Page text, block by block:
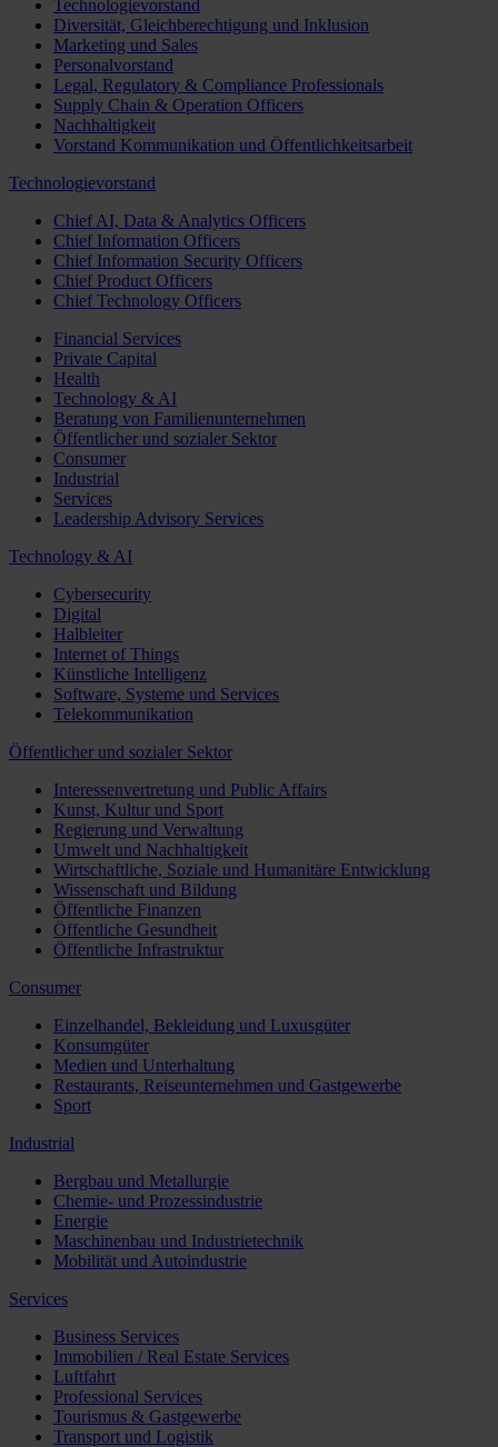
Technologievorstand
Diversität, Gleichberechtigung und Inklusion
Marketing und Sales
Personalvorstand
Legal, Regulatory & Compliance Professionals
Supply Chain & Operation Officers
Nachhaltigkeit
Vorstand Kommunikation und Öffentlichkeitsarbeit
Technologievorstand
Chief AI, Data & Analytics Officers
Chief Information Officers
Chief Information Security Officers
Chief Product Officers
Chief Technology Officers
Financial Services
Private Capital
Health
Technology & AI
Beratung von Familienunternehmen
Öffentlicher und sozialer Sektor
Consumer
Industrial
Services
Leadership Advisory Services
Technology & AI
Cybersecurity
Digital
Halbleiter
Internet of Things
Künstliche Intelligenz
Software, Systeme und Services
Telekommunikation
Öffentlicher und sozialer Sektor
Interessenvertretung und Public Affairs
Kunst, Kultur und Sport
Regierung und Verwaltung
Umwelt und Nachhaltigkeit
Wirtschaftliche, Soziale und Humanitäre Entwicklung
Wissenschaft und Bildung
Öffentliche Finanzen
Öffentliche Gesundheit
Öffentliche Infrastruktur
Consumer
Einzelhandel, Bekleidung und Luxusgüter
Konsumgüter
Medien und Unterhaltung
Restaurants, Reiseunternehmen und Gastgewerbe
Sport
Industrial
Bergbau und Metallurgie
Chemie- und Prozessindustrie
Energie
Maschinenbau und Industrietechnik
Mobilität und Autoindustrie
Services
Business Services
Immobilien / Real Estate Services
Luftfahrt
Professional Services
Tourismus & Gastgewerbe
Transport und Logistik